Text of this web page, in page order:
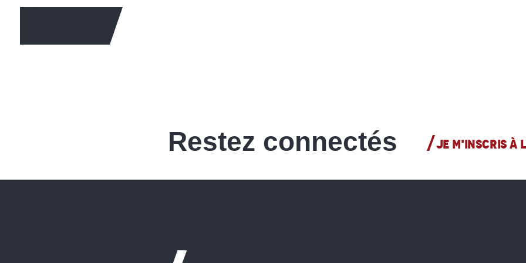
Restez connectés JE M'INSCRIS À